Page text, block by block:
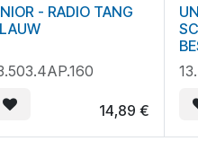
OP = OP
- RADIO TANG
14,89 €